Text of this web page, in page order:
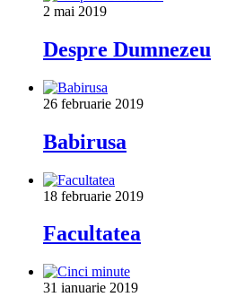
2 mai 2019
Despre Dumnezeu
26 februarie 2019
Babirusa
18 februarie 2019
Facultatea
31 ianuarie 2019